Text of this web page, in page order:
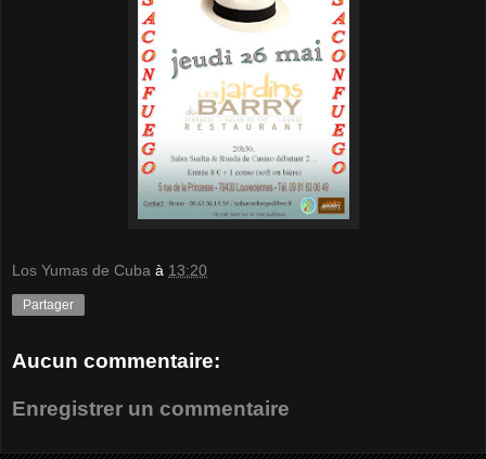
Los Yumas de Cuba à 13:20
Partager
Aucun commentaire:
Enregistrer un commentaire